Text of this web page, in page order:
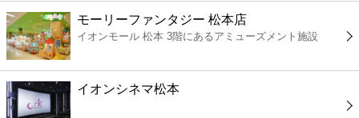
ファミレス
カフェ
モーリーファンタジー 松本店
イオンモール 松本 3階にあるアミューズメント施設
イオンシネマ松本